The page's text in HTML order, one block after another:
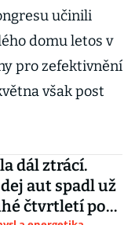
učinili
domu letos v
pro zefektivnění
však post
dál ztrácí.
aut spadl už
čtvrtletí po